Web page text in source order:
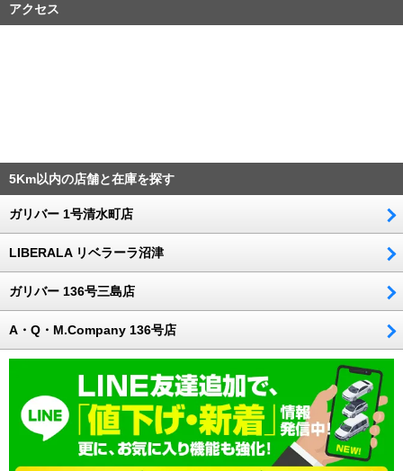
アクセス
5Km以内の店舗と在庫を探す
ガリバー 1号清水町店
LIBERALA リベラーラ沼津
ガリバー 136号三島店
A・Q・M.Company 136号店